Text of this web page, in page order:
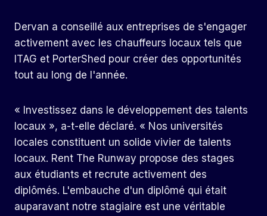
Dervan a conseillé aux entreprises de s'engager
activement avec les chauffeurs locaux tels que
ITAG et PorterShed pour créer des opportunités
tout au long de l'année.
« Investissez dans le développement des talents
locaux », a-t-elle déclaré. « Nos universités
locales constituent un solide vivier de talents
locaux. Rent The Runway propose des stages
aux étudiants et recrute activement des
diplômés. L'embauche d'un diplômé qui était
auparavant notre stagiaire est une véritable